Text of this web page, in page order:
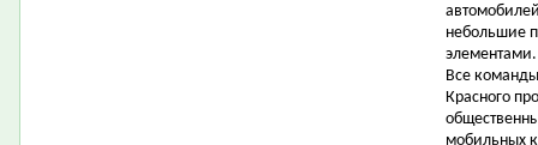
небольшие
элементами.
Все
Красного
мобильных